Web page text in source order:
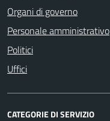
Organi di governo
Personale amministrativo
Politici
Uffici
CATEGORIE DI SERVIZIO